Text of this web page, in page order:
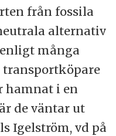
från fossila
alternativ
många
transportköpare
hamnat i en
de väntar ut
Igelström, vd på